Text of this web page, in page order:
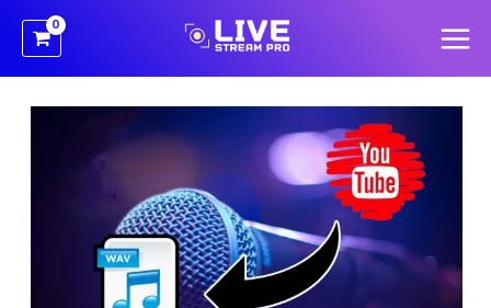
Siirry
sisältöön